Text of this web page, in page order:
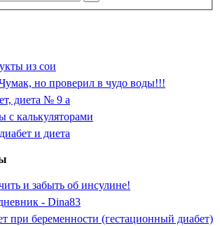
из сои
но проверил в чудо воды!!!
диета № 9 а
с калькуляторами
и диета
и забыть об инсулине!
- Dina83
при беременности (гестационный диабет)